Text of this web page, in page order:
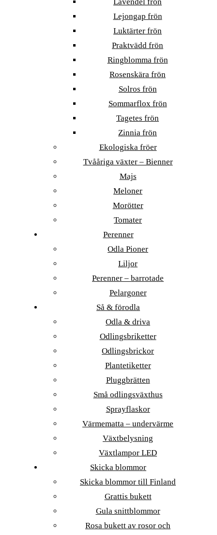
Lejongap frön
Luktärter frön
Praktvädd frön
Ringblomma frön
Rosenskära frön
Solros frön
Sommarflox frön
Tagetes frön
Zinnia frön
Ekologiska fröer
Tvååriga växter – Bienner
Majs
Meloner
Morötter
Tomater
Perenner
Odla Pioner
Liljor
Perenner – barrotade
Pelargoner
Så & förodla
Odla & driva
Odlingsbriketter
Odlingsbrickor
Plantetiketter
Pluggbrätten
Små odlingsväxthus
Sprayflaskor
Värmematta – undervärme
Växtbelysning
Växtlampor LED
Skicka blommor
Skicka blommor till Finland
Grattis bukett
Gula snittblommor
Rosa bukett av rosor och